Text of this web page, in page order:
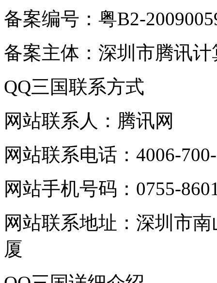
备案编号：粤B2-
备案主体：深圳市腾讯
QQ三国联系方式
网站联系人：腾讯网
网站联系电话：4006-
网站手机号码：0755-
网站联系地址：深圳市
厦